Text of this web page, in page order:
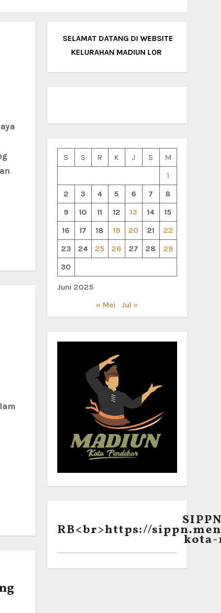
SELAMAT DATANG DI WEBSITE
KELURAHAN MADIUN LOR
Juni 2025
S S R K J S
M
1
2
3 4 5 6 7
8
9
10 11 12 13 14
15
16
17 18 19 20 21
22
23
24 25 26 27 28
29
30
« Mei Jul »
RB<br>https://
kota-